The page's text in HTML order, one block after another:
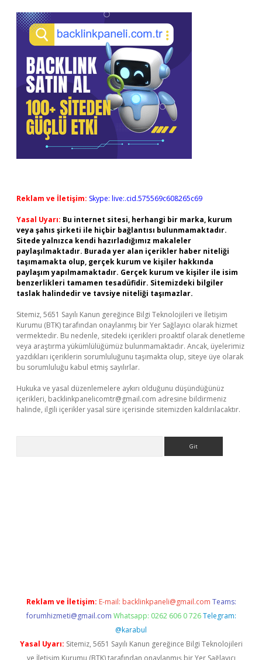
Reklam ve İletişim: Skype: live:.cid.575569c608265c69
Yasal Uyarı: Bu internet sitesi, herhangi bir marka, kurum
veya şahıs şirketi ile hiçbir bağlantısı bulunmamaktadır.
Sitede yalnızca kendi hazırladığımız makaleler
paylaşılmaktadır. Burada yer alan içerikler haber niteliği
taşımamakta olup, gerçek kurum ve kişiler hakkında
paylaşım yapılmamaktadır. Gerçek kurum ve kişiler ile isim
benzerlikleri tamamen tesadüfidir. Sitemizdeki bilgiler
taslak halindedir ve tavsiye niteliği taşımazlar.
Sitemiz, 5651 Sayılı Kanun gereğince Bilgi Teknolojileri ve İletişim
Kurumu (BTK) tarafından onaylanmış bir Yer Sağlayıcı olarak hizmet
vermektedir. Bu nedenle, sitedeki içerikleri proaktif olarak denetleme
veya araştırma yükümlülüğümüz bulunmamaktadır. Ancak, üyelerimiz
yazdıkları içeriklerin sorumluluğunu taşımakta olup, siteye üye olarak
bu sorumluluğu kabul etmiş sayılırlar.
Hukuka ve yasal düzenlemelere aykırı olduğunu düşündüğünüz
içerikleri, backlinkpanelicomtr@gmail.com adresine bildirmeniz
halinde, ilgili içerikler yasal süre içerisinde sitemizden kaldırılacaktır.
Reklam ve İletişim: E-mail: backlinkpaneli@gmail.com Teams:
forumhizmeti@gmail.com Whatsapp: 0262 606 0 726 Telegram:
@karabul
Yasal Uyarı: Sitemiz, 5651 Sayılı Kanun gereğince Bilgi Teknolojileri
ve İletişim Kurumu (BTK) tarafından onaylanmış bir Yer Sağlayıcı